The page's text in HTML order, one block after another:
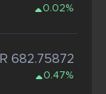
0.02%
682.75872
0.47%